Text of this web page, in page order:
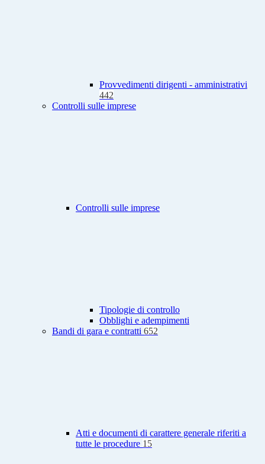
Provvedimenti dirigenti - amministrativi
442
Controlli sulle imprese
Controlli sulle imprese
Tipologie di controllo
Obblighi e adempimenti
Bandi di gara e contratti 652
Atti e documenti di carattere generale riferiti a
tutte le procedure 15